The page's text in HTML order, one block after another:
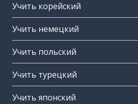
Учить корейский
Учить немецкий
Учить польский
Учить турецкий
Учить японский